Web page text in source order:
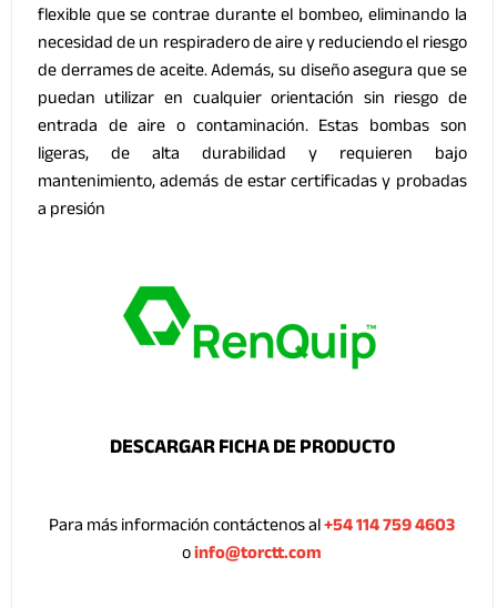
flexible que se contrae durante el bombeo, eliminando la
necesidad de un respiradero de aire y reduciendo el riesgo
de derrames de aceite. Además, su diseño asegura que se
puedan utilizar en cualquier orientación sin riesgo de
entrada de aire o contaminación. Estas bombas son
ligeras, de alta durabilidad y requieren bajo
mantenimiento, además de estar certificadas y probadas
a presión
DESCARGAR FICHA DE PRODUCTO
Para más información contáctenos al+54 114 759 4603
oinfo@torctt.com